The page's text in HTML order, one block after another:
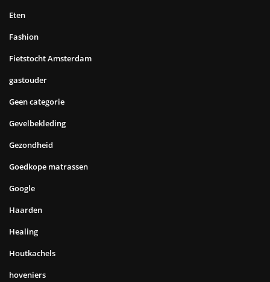
Eten
Fashion
Fietstocht Amsterdam
gastouder
Geen categorie
Gevelbekleding
Gezondheid
Goedkope matrassen
Google
Haarden
Healing
Houtkachels
hoveniers